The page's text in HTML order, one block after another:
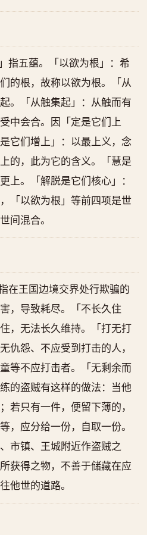
指五蕴。「以欲为根」：希
的根，故称以欲为根。「从
。「从触集起」：从触而有
中会合。因「定是它们上
它们增上」：以最上义，念
的，此为它的含义。「慧是
上。「解脱是它们核心」：
「以欲为根」等前四项是世
间混合。
在王国边境交界处行欺骗的
，导致耗尽。「不长久住
，无法长久维持。「打无打
仇怨、不应受到打击的人，
等不应打击者。「无剩余而
的盗贼有这样的做法：当他
若只有一件，便留下薄的，
，应分给一份，自取一份。
市镇、王城附近作盗贼之
获得之物，不善于储藏在应
他世的道路。